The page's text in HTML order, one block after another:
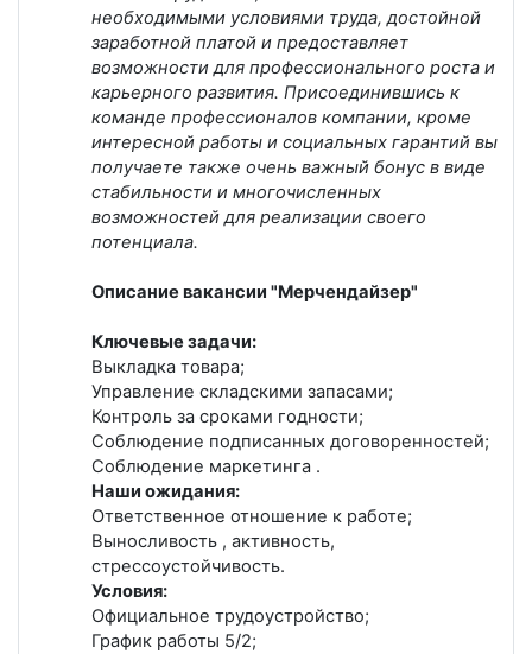
необходимыми условиями труда, достойной
заработной платой и предоставляет
возможности для профессионального роста и
карьерного развития. Присоединившись к
команде профессионалов компании, кроме
интересной работы и социальных гарантий вы
получаете также очень важный бонус в виде
стабильности и многочисленных
возможностей для реализации своего
потенциала.
Описание вакансии "Мерчендайзер"
Ключевые задачи:
Выкладка товара;
Управление складскими запасами;
Контроль за сроками годности;
Соблюдение подписанных договоренностей;
Соблюдение маркетинга .
Наши ожидания:
Ответственное отношение к работе;
Выносливость , активность,
стрессоустойчивость.
Условия:
Официальное трудоустройство;
График работы 5/2;